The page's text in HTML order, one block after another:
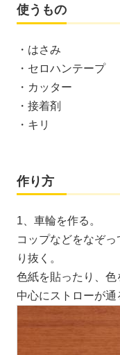
使うもの
・はさみ
・セロハンテープ
・カッター
・接着剤
・キリ
作り方
1、車輪を作る。
コップなどをなぞ
り抜く。
色紙を貼ったり、色
中心にストローが通